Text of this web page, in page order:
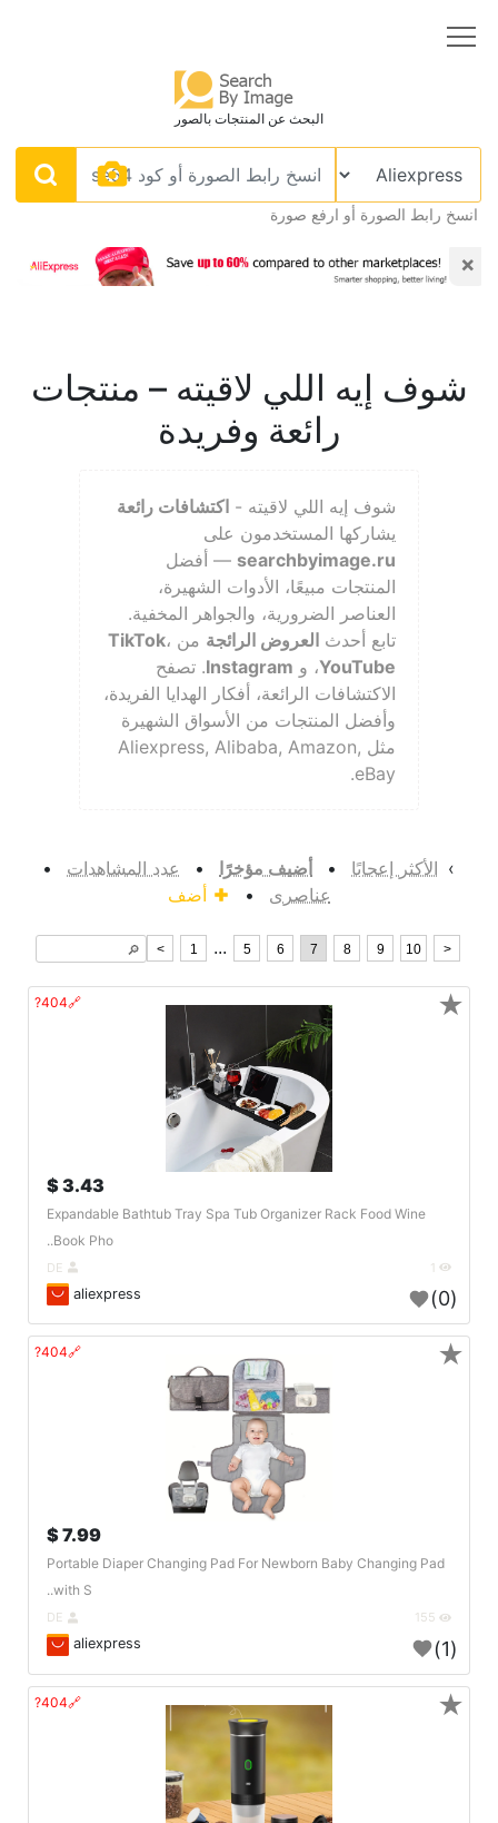
البحث عن المنتجات بالصور
انسخ رابط الصورة أو ارفع صورة
×
شوف إيه اللي لاقيته – منتجات
رائعة وفريدة
شوف إيه اللي لاقيته - اكتشافات رائعة
يشاركها المستخدمون على
searchbyimage.ru — أفضل
المنتجات مبيعًا، الأدوات الشهيرة،
العناصر الضرورية، والجواهر المخفية.
تابع أحدث العروض الرائجة من TikTok،
YouTube، و Instagram. تصفح
الاكتشافات الرائعة، أفكار الهدايا الفريدة،
وأفضل المنتجات من الأسواق الشهيرة
مثل Aliexpress, Alibaba, Amazon,
eBay.
› الأكثر إعجابًا • أضيف مؤخرًا • عدد المشاهدات
•
عناصرى
• أضف
< 1 ... 5 6 7 8 9 10 >
🔎︎
🔗404?
3.43 $
Expandable Bathtub Tray Spa Tub Organizer Rack Food Wine
Book Pho..
aliexpress (0)
★
🔗404?
7.99 $
Portable Diaper Changing Pad For Newborn Baby Changing Pad
with S..
aliexpress (1)
★
🔗404? ★